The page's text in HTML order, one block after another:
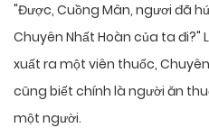
"Được, Cuồng Mân, ngươi đã
Chuyên Nhất Hoàn của ta đi?"
xuất ra một viên thuốc,
cũng biết chính là người ăn
một người.